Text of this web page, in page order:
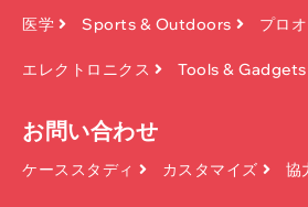
医学 Sports & Outdoors プロ
エレクトロニクス Tools & Gadgets
お問い合わせ
ケーススタディ カスタマイズ 協